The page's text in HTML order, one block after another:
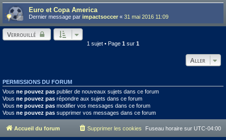
Euro et Copa America
Dernier message par impactsoccer « 31 mai 2016 11:09
Verrouillé
1 sujet • Page 1 sur 1
Aller
PERMISSIONS DU FORUM
Vous ne pouvez pas publier de nouveaux sujets dans ce forum
Vous ne pouvez pas répondre aux sujets dans ce forum
Vous ne pouvez pas modifier vos messages dans ce forum
Vous ne pouvez pas supprimer vos messages dans ce forum
Accueil du forum Fuseau horaire sur UTC-04:00
Supprimer les cookies